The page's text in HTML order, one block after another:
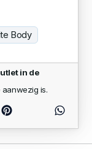
Body
in de
is.